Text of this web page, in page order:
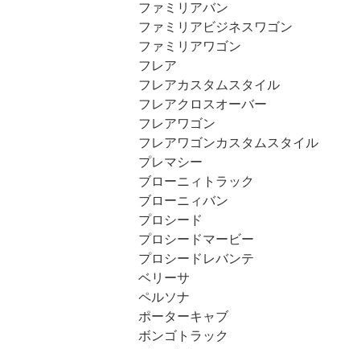
ファミリアバン
ファミリアビジネスワゴン
ファミリアワゴン
フレア
フレアカスタムスタイル
フレアクロスオーバー
フレアワゴン
フレアワゴンカスタムスタイル
プレマシー
ブローニィトラック
ブローニィバン
プロシード
プロシードマービー
プロシードレバンテ
ベリーサ
ペルソナ
ポーターキャブ
ボンゴトラック